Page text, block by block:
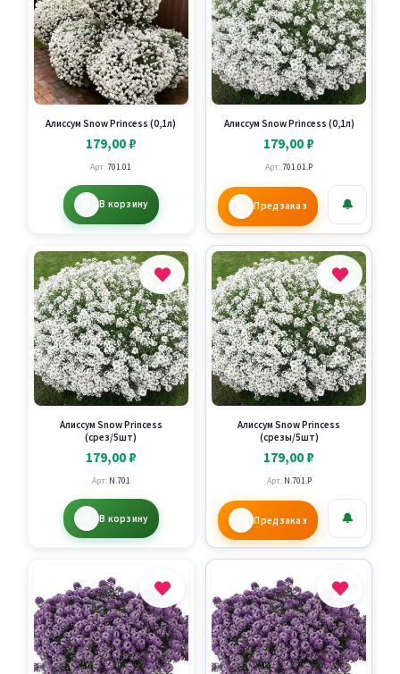
Алиссум Snow Princess (0,1л)
179,00 ₽
Арт:701.01
В корзину
Алиссум Snow Princess (0,1л)
179,00 ₽
Арт:701.01.P
Предзаказ 🔔
Алиссум Snow Princess
(срез/5шт)
179,00 ₽
Арт: N.701
В корзину
Алиссум Snow Princess
(срезы/5шт)
179,00 ₽
Арт: N.701.P
Предзаказ 🔔